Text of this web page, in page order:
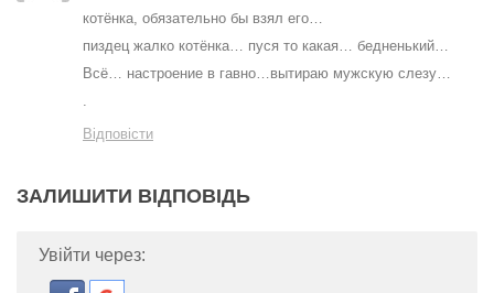
котёнка, обязательно бы взял его…
пиздец жалко котёнка… пуся то какая… бедненький…
Всё… настроение в гавно…вытираю мужскую слезу…
Відповісти
ЗАЛИШИТИ ВІДПОВІДЬ
Увійти через: